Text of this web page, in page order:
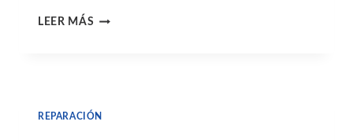
LEER MÁSPROTOCOLOS
UN
REPARACIÓN